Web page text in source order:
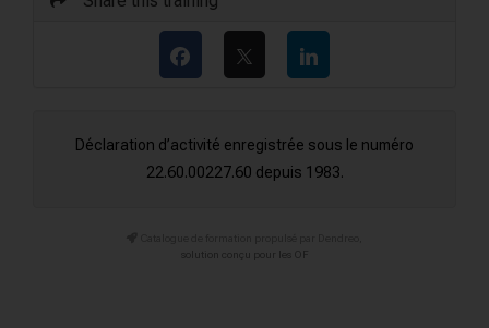
Déclaration d’activité enregistrée sous le numéro
22.60.00227.60 depuis 1983.
solution conçu pour les OF